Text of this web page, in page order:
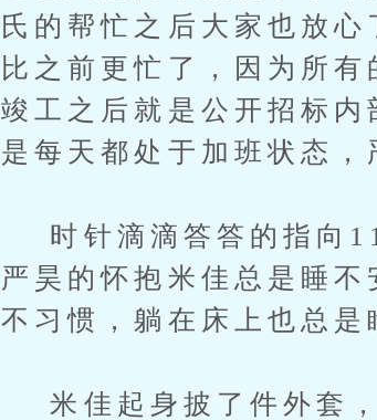
氏的帮忙之后大家也放
比之前更忙了，因为所
竣工之后就是公开招标
是每天都处于加班状态，
时针滴滴答答的指向
严昊的怀抱米佳总是睡
不习惯，躺在床上也总是
米佳起身披了件外套，